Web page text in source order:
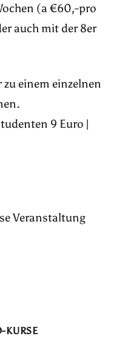
(a €60,-pro
auch mit der 8er
einem einzelnen
9 Euro |
Veranstaltung
KURSE